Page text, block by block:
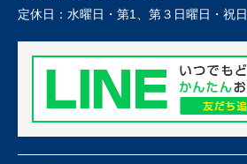
定休日： 水曜日・第1、第３日曜日・祝日